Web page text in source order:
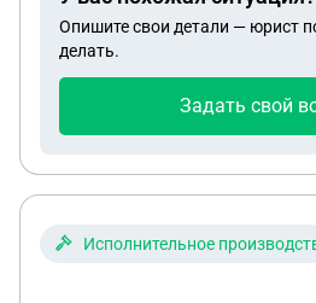
Опишите свои детали — юрист
делать.
Задать свой
Исполнительное